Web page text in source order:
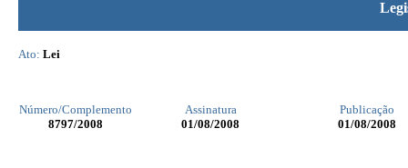
Ato: Lei
Número/Complemento Assinatura
Publicação
8797/2008 01/08/2008 01/08/2008